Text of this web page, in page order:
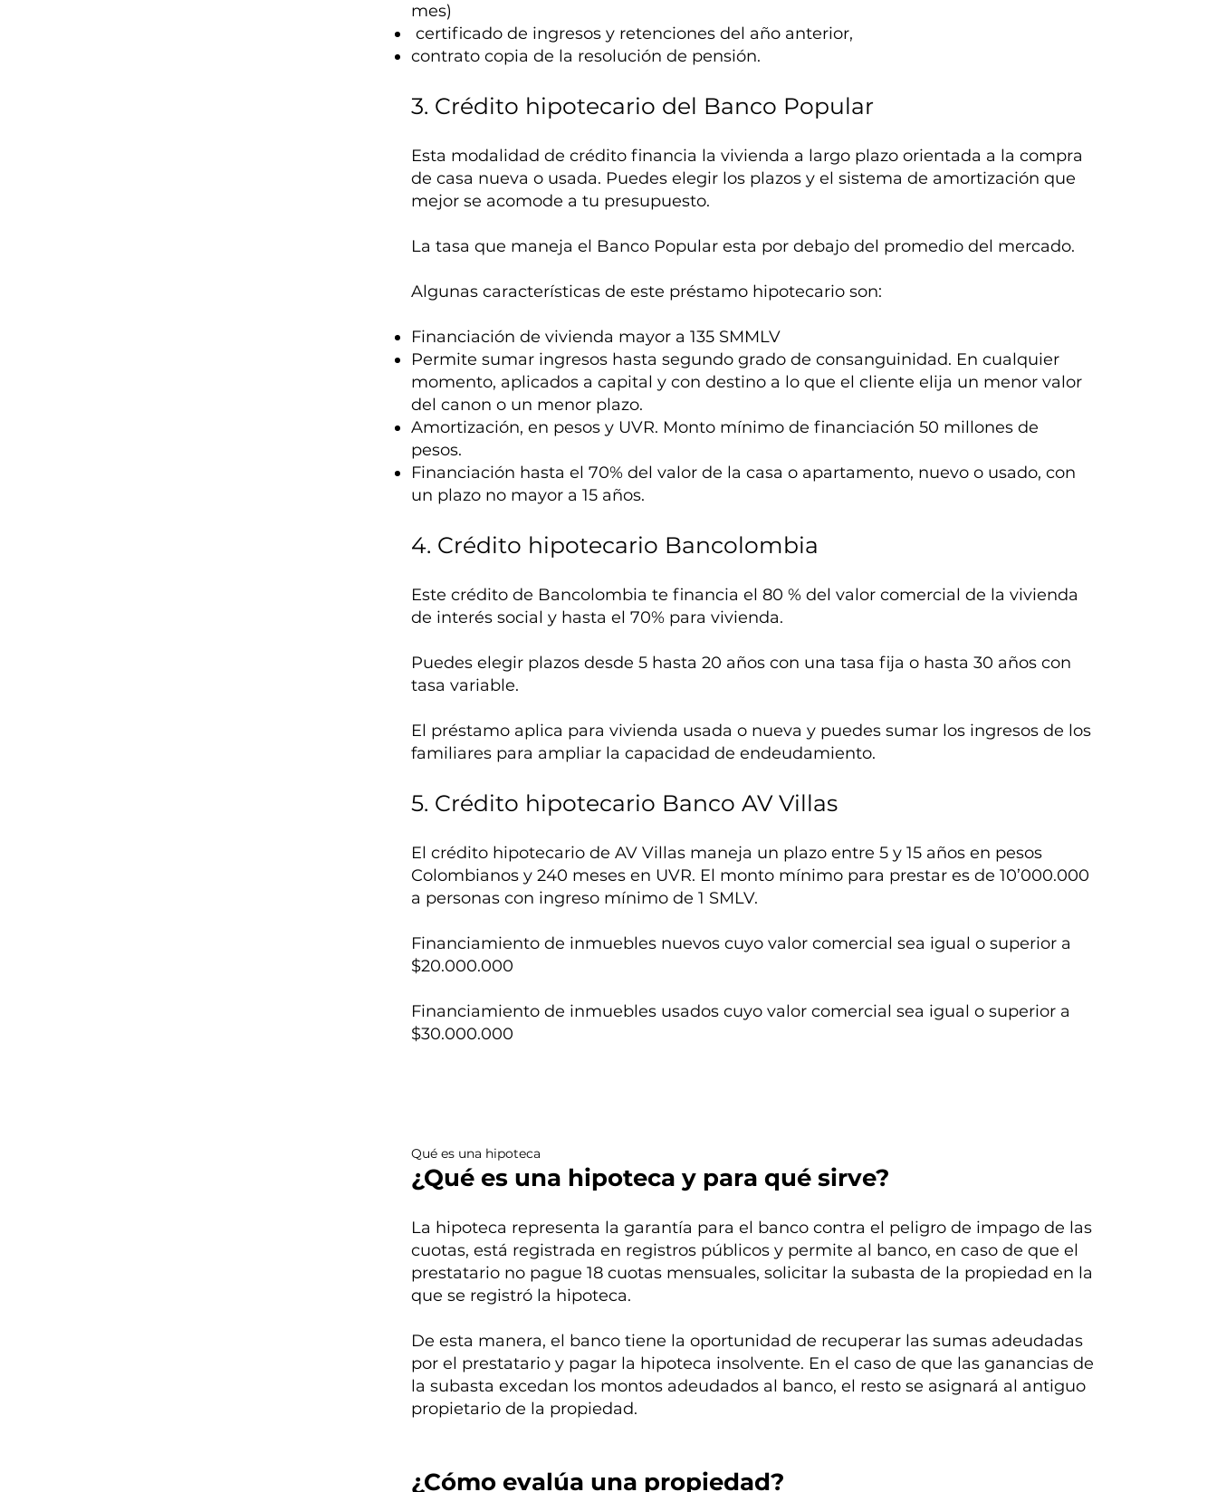
Qué es una hipoteca
¿Qué es una hipoteca y para qué sirve?
La hipoteca representa la garantía para el banco contra el peligro de impago de las
cuotas, está registrada en registros públicos y permite al banco, en caso de que el
prestatario no pague 18 cuotas mensuales, solicitar la subasta de la propiedad en la
que se registró la hipoteca.
De esta manera, el banco tiene la oportunidad de recuperar las sumas adeudadas
por el prestatario y pagar la hipoteca insolvente. En el caso de que las ganancias de
la subasta excedan los montos adeudados al banco, el resto se asignará al antiguo
propietario de la propiedad.
¿Cómo evalúa una propiedad?
mes)
certificado de ingresos y retenciones del año anterior,
contrato copia de la resolución de pensión.
3. Crédito hipotecario del Banco Popular
Esta modalidad de crédito financia la vivienda a largo plazo orientada a la compra
de casa nueva o usada. Puedes elegir los plazos y el sistema de amortización que
mejor se acomode a tu presupuesto.
La tasa que maneja el Banco Popular esta por debajo del promedio del mercado.
Algunas características de este préstamo hipotecario son:
Financiación de vivienda mayor a 135 SMMLV
Permite sumar ingresos hasta segundo grado de consanguinidad. En cualquier
momento, aplicados a capital y con destino a lo que el cliente elija un menor valor
del canon o un menor plazo.
Amortización, en pesos y UVR. Monto mínimo de financiación 50 millones de
pesos.
Financiación hasta el 70% del valor de la casa o apartamento, nuevo o usado, con
un plazo no mayor a 15 años.
4. Crédito hipotecario Bancolombia
Este crédito de Bancolombia te financia el 80 % del valor comercial de la vivienda
de interés social y hasta el 70% para vivienda.
Puedes elegir plazos desde 5 hasta 20 años con una tasa fija o hasta 30 años con
tasa variable.
El préstamo aplica para vivienda usada o nueva y puedes sumar los ingresos de los
familiares para ampliar la capacidad de endeudamiento.
5. Crédito hipotecario Banco AV Villas
El crédito hipotecario de AV Villas maneja un plazo entre 5 y 15 años en pesos
Colombianos y 240 meses en UVR. El monto mínimo para prestar es de 10’000.000
a personas con ingreso mínimo de 1 SMLV.
Financiamiento de inmuebles nuevos cuyo valor comercial sea igual o superior a
$20.000.000
Financiamiento de inmuebles usados cuyo valor comercial sea igual o superior a
$30.000.000